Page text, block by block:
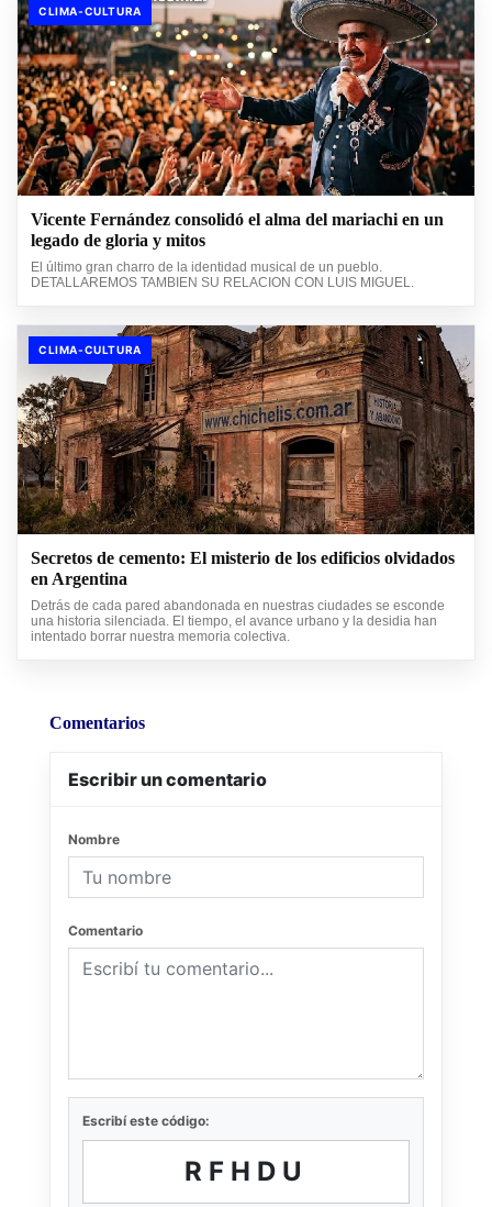
CLIMA-CULTURA
Vicente Fernández consolidó el alma del mariachi en un
legado de gloria y mitos
El último gran charro de la identidad musical de un pueblo.
DETALLAREMOS TAMBIEN SU RELACION CON LUIS MIGUEL.
CLIMA-CULTURA
Secretos de cemento: El misterio de los edificios olvidados
en Argentina
Detrás de cada pared abandonada en nuestras ciudades se esconde
una historia silenciada. El tiempo, el avance urbano y la desidia han
intentado borrar nuestra memoria colectiva.
Comentarios
Escribir un comentario
Nombre
Comentario
Escribí este código:
RFHDU